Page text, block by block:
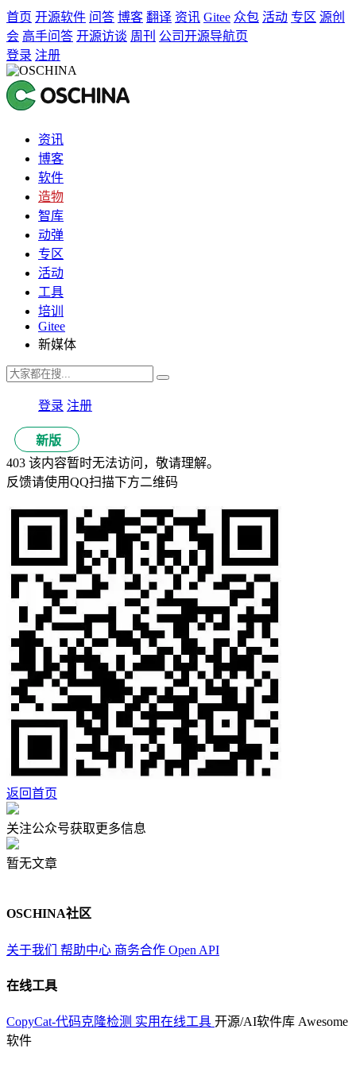
首页 开源软件 问答 博客 翻译 资讯 Gitee 众包 活动 专区 源创
会 高手问答 开源访谈 周刊 公司开源导航页
登录 注册
资讯
博客
软件
造物
智库
动弹
专区
活动
工具
培训
Gitee
新媒体
登录 注册
新版
403 该内容暂时无法访问，敬请理解。
反馈请使用QQ扫描下方二维码
返回首页
关注公众号获取更多信息
暂无文章
OSCHINA社区
关于我们 帮助中心 商务合作 Open API
在线工具
CopyCat-代码克隆检测 实用在线工具 开源/AI软件库 Awesome
软件